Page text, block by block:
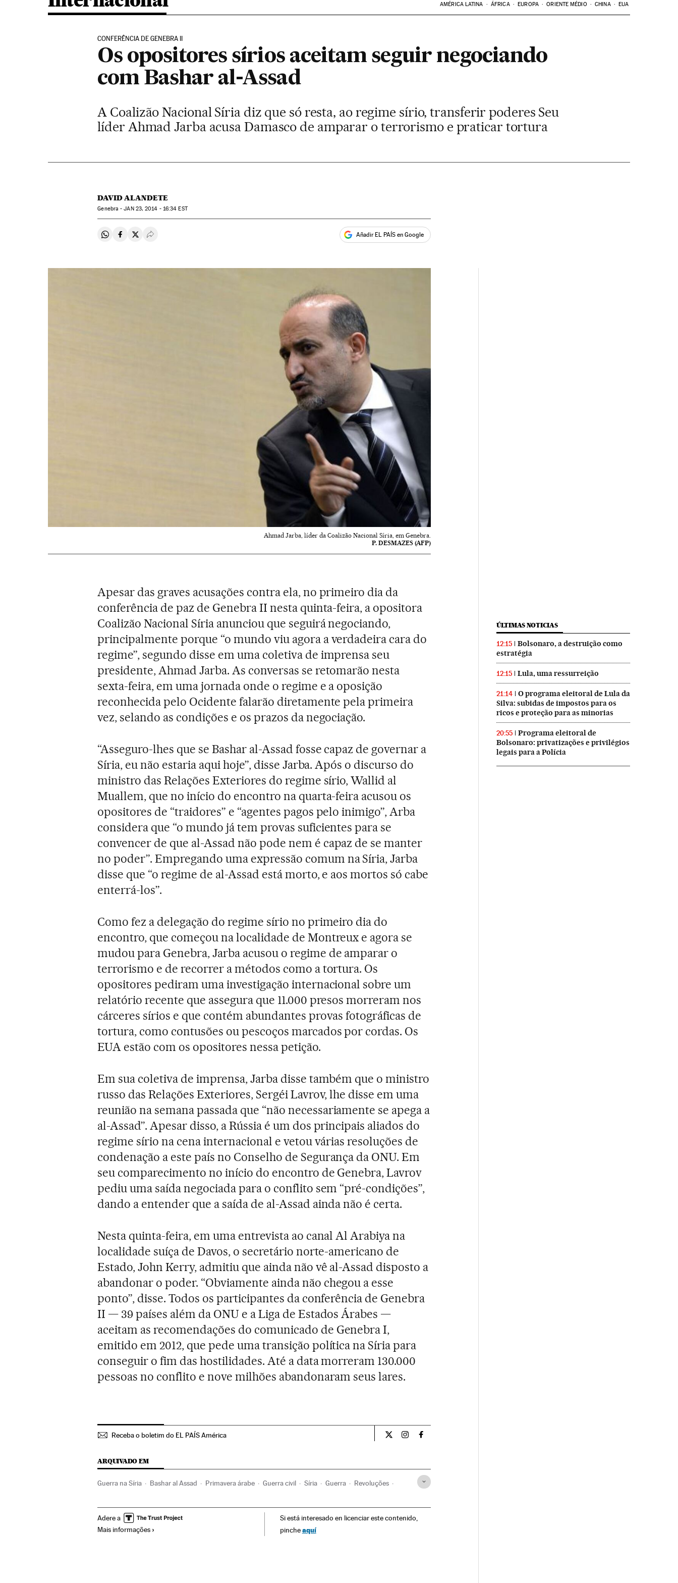
AMÉRICA LATINA ÁFRICA EUROPA ORIENTE MÉDIO CHINA EUA
CONFERÊNCIA DE GENEBRA II
Os opositores sírios aceitam seguir negociando
com Bashar al-Assad
A Coalizão Nacional Síria diz que só resta, ao regime sírio, transferir poderes Seu
líder Ahmad Jarba acusa Damasco de amparar o terrorismo e praticar tortura
DAVID ALANDETE
Genebra -JAN23, 2014 - 16:34 EST
Compartir en Whatsapp
Compartir en Facebook
Compartir en Twitter
Desplegar Redes Sociales Añadir EL PAÍS en Google
Ahmad Jarba, líder da Coalizão Nacional Síria, em Genebra.
P. DESMAZES (AFP)
Apesar das graves acusações contra ela, no primeiro dia da
conferência de paz de Genebra II nesta quinta-feira, a opositora
Coalizão Nacional Síria anunciou que seguirá negociando,
principalmente porque “o mundo viu agora a verdadeira cara do
regime”, segundo disse em uma coletiva de imprensa seu
presidente, Ahmad Jarba. As conversas se retomarão nesta
sexta-feira, em uma jornada onde o regime e a oposição
reconhecida pelo Ocidente falarão diretamente pela primeira
vez, selando as condições e os prazos da negociação.
“Asseguro-lhes que se Bashar al-Assad fosse capaz de governar a
Síria, eu não estaria aqui hoje”, disse Jarba. Após o discurso do
ministro das Relações Exteriores do regime sírio, Wallid al
Muallem, que no início do encontro na quarta-feira acusou os
opositores de “traidores” e “agentes pagos pelo inimigo”, Arba
considera que “o mundo já tem provas suficientes para se
convencer de que al-Assad não pode nem é capaz de se manter
no poder”. Empregando uma expressão comum na Síria, Jarba
disse que “o regime de al-Assad está morto, e aos mortos só cabe
enterrá-los”.
Como fez a delegação do regime sírio no primeiro dia do
encontro, que começou na localidade de Montreux e agora se
mudou para Genebra, Jarba acusou o regime de amparar o
terrorismo e de recorrer a métodos como a tortura. Os
opositores pediram uma investigação internacional sobre um
relatório recente que assegura que 11.000 presos morreram nos
cárceres sírios e que contém abundantes provas fotográficas de
tortura, como contusões ou pescoços marcados por cordas. Os
EUA estão com os opositores nessa petição.
Em sua coletiva de imprensa, Jarba disse também que o ministro
russo das Relações Exteriores, Sergéi Lavrov, lhe disse em uma
reunião na semana passada que “não necessariamente se apega a
al-Assad”. Apesar disso, a Rússia é um dos principais aliados do
regime sírio na cena internacional e vetou várias resoluções de
condenação a este país no Conselho de Segurança da ONU. Em
seu comparecimento no início do encontro de Genebra, Lavrov
pediu uma saída negociada para o conflito sem “pré-condições”,
dando a entender que a saída de al-Assad ainda não é certa.
Nesta quinta-feira, em uma entrevista ao canal Al Arabiya na
localidade suíça de Davos, o secretário norte-americano de
Estado, John Kerry, admitiu que ainda não vê al-Assad disposto a
abandonar o poder. “Obviamente ainda não chegou a esse
ponto”, disse. Todos os participantes da conferência de Genebra
II — 39 países além da ONU e a Liga de Estados Árabes —
aceitam as recomendações do comunicado de Genebra I,
emitido em 2012, que pede uma transição política na Síria para
conseguir o fim das hostilidades. Até a data morreram 130.000
pessoas no conflito e nove milhões abandonaram seus lares.
Receba o boletim do EL PAÍS América Internacional El País Brasil en Twitter
Internacional El País Brasil en Instagram
Internacional El País Brasil en Facebook
ARQUIVADO EM
Guerra na Síria Bashar al Assad Primavera árabe Guerra civil Síria Guerra Revoluções
Problemas sociais Sociedade
Adere a
Mais informações
Si está interesado en licenciar este contenido,
pincheaquí
ÚLTIMAS NOTICIAS
12:15
Bolsonaro, a destruição como
estratégia
12:15 Lula, uma ressurreição
21:14
O programa eleitoral de Lula da
Silva: subidas de impostos para os
ricos e proteção para as minorias
20:55
Programa eleitoral de
Bolsonaro: privatizações e privilégios
legais para a Polícia